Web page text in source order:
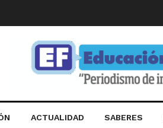
ACTUALIDAD SABERES